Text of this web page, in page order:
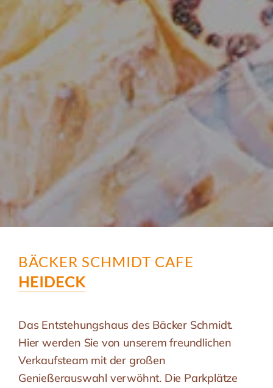
BÄCKER SCHMIDT CAFE
HEIDECK
Das Entstehungshaus des Bäcker Schmidt.
Hier werden Sie von unserem freundlichen
Verkaufsteam mit der großen
Genießerauswahl verwöhnt. Die Parkplätze